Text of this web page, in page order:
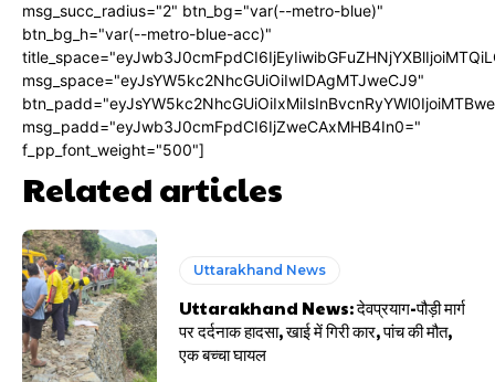
msg_succ_radius="2" btn_bg="var(--metro-blue)"
btn_bg_h="var(--metro-blue-acc)"
msg_space="eyJsYW5kc2NhcGUiOiIwIDAgMTJweCJ9"
msg_padd="eyJwb3J0cmFpdCI6IjZweCAxMHB4In0="
f_pp_font_weight="500"]
Related articles
Uttarakhand News
Uttarakhand News: देवप्रयाग-पौड़ी मार्ग
पर दर्दनाक हादसा, खाई में गिरी कार, पांच की मौत,
एक बच्चा घायल